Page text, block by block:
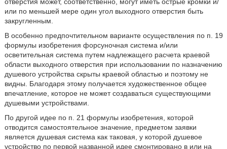
или по меньшей мере один угол выходного отверстия быть
закругленным.
В особенно предпочтительном варианте осуществления по п. 19
формулы изобретения форсуночная система и/или
осветительная система путем надлежащего расчета краевой
области выходного отверстия при использовании по назначению
душевого устройства скрыты краевой областью и поэтому не
видны. Благодаря этому получается художественное общее
впечатление, которое не может создаваться существующими
душевыми устройствами.
По другой идее по п. 21 формулы изобретения, которой
отводится самостоятельное значение, предметом заявки
является душевая система как таковая, у которой душевое
устройство по первой названной идее смонтировано в или на